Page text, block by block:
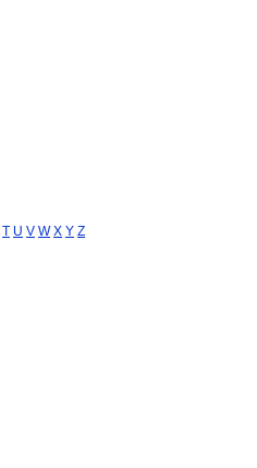
T U V W X Y Z